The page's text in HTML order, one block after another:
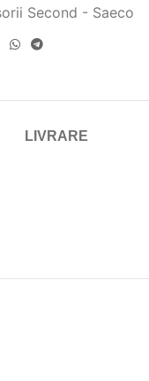
Second - Saeco
LIVRARE